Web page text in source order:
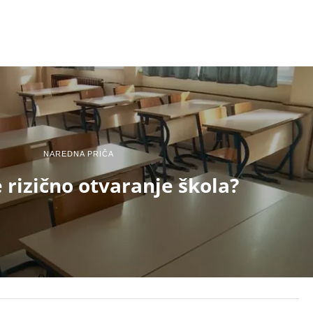
NAREDNA PRIČA
rizično otvaranje škola?